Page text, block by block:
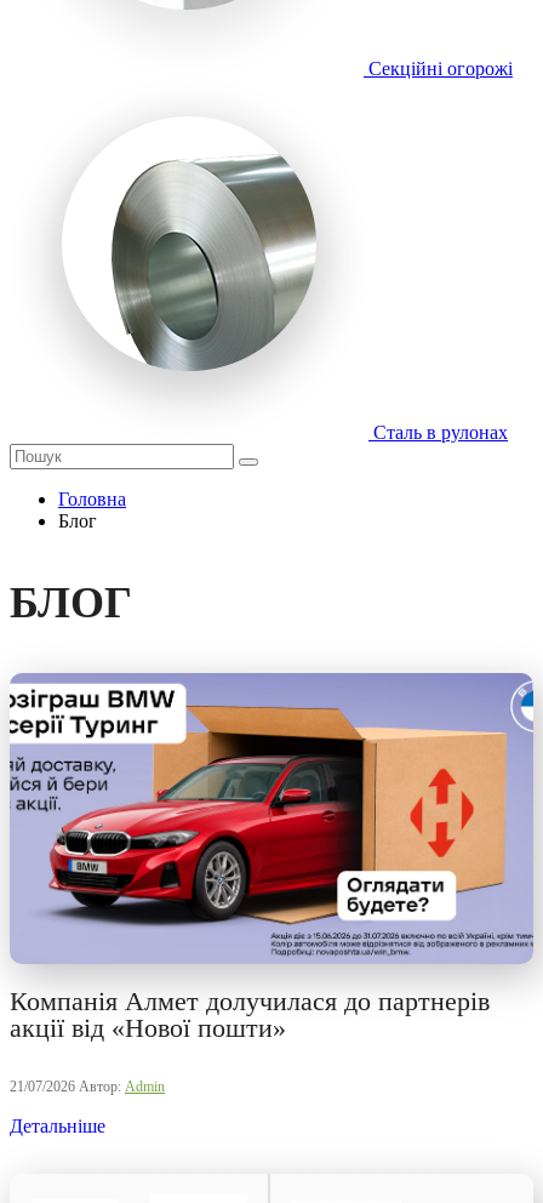
Секційні огорожі
Сталь в рулонах
Головна
Блог
БЛОГ
Компанія Алмет долучилася до партнерів
акції від «Нової пошти»
21/07/2026 Автор: Admin
Детальніше